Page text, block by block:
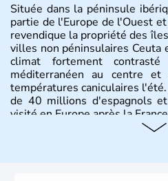
Située dans la péninsule
partie de l'Europe de l'Ouest
revendique la propriété des
villes non péninsulaires Ceuta
climat fortement
méditerranéen au centre
températures caniculaires
de 40 millions d'espagnols
visité en Europe après la France.